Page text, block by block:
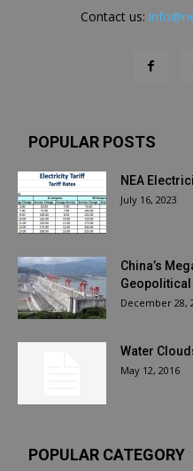
Contact us:
POPULAR POSTS
NEA
July 16, 2023
China’s
December 28,
Water
May 12, 2016
POPULAR CATEGORY